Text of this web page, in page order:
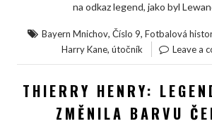
na odkaz legend, jako byl
Bayern Mnichov, Číslo 9, Fotbalová
Harry Kane, útočník Leave a
THIERRY HENRY:
ZMĚNILA BARVU